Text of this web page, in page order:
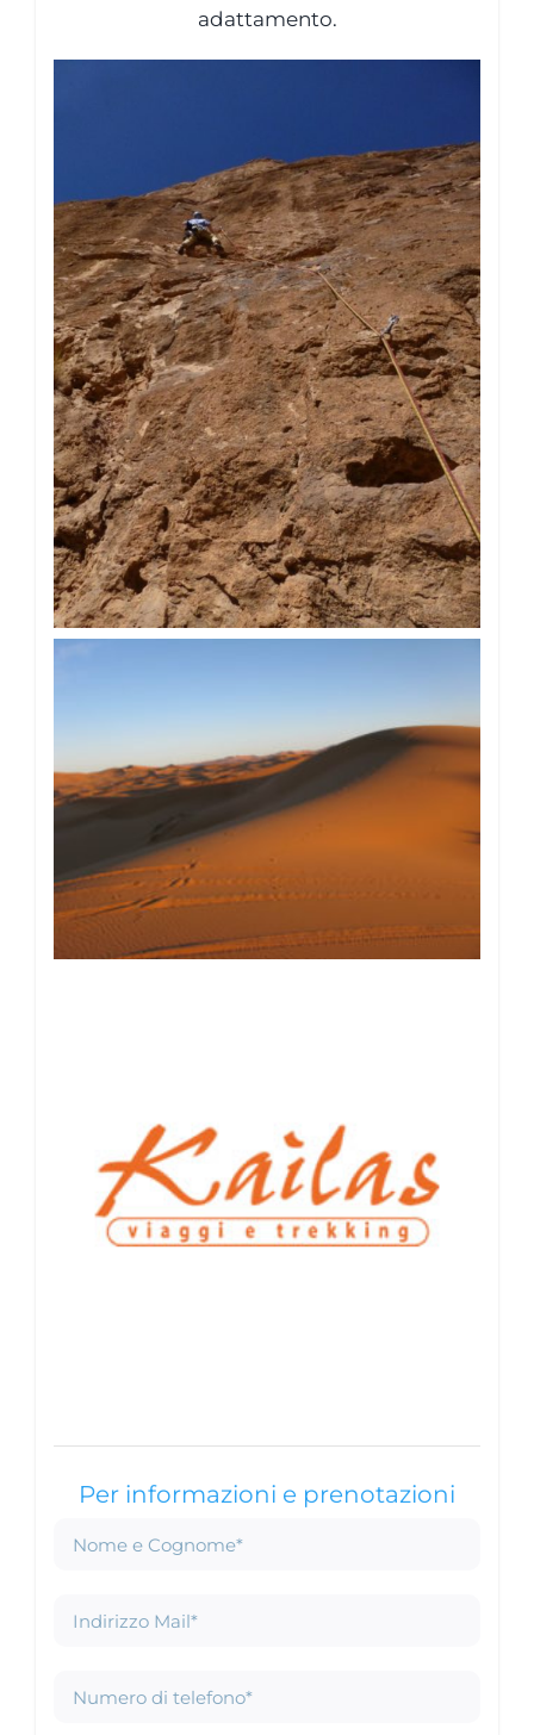
adattamento.
Per informazioni e prenotazioni